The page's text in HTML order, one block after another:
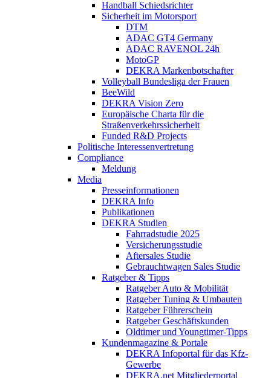
Handball Schiedsrichter
Sicherheit im Motorsport
DTM
ADAC GT4 Germany
ADAC RAVENOL 24h
MotoGP
DEKRA Markenbotschafter
Volleyball Bundesliga der Frauen
BeeWild
DEKRA Vision Zero
Europäische Charta für die
Straßenverkehrssicherheit
Funded R&D Projects
Politische Interessenvertretung
Compliance
Meldung
Media
Presseinformationen
DEKRA Info
Publikationen
DEKRA Studien
Fahrradstudie 2025
Versicherungsstudie
Aftersales Studie
Gebrauchtwagen Sales Studie
Ratgeber & Tipps
Ratgeber Auto & Mobilität
Ratgeber Tuning & Umbauten
Ratgeber Führerschein
Ratgeber Geschäftskunden
Oldtimer und Youngtimer-Tipps
Kundenmagazine & Portale
DEKRA Infoportal für das Kfz-
Gewerbe
DEKRA.net Mitgliederportal